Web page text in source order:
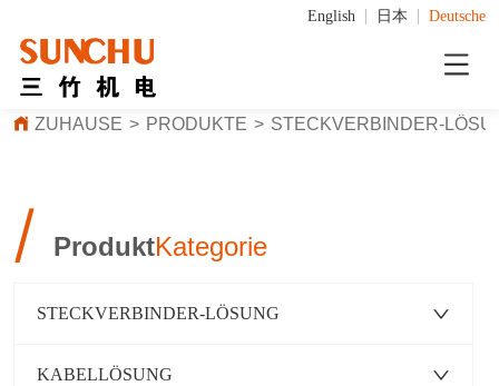
English 日本 Deutsche
ZUHAUSE > PRODUKTE > STECKVERBINDER-
/ ProduktKategorie
STECKVERBINDER-LÖSUNG
KABELLÖSUNG